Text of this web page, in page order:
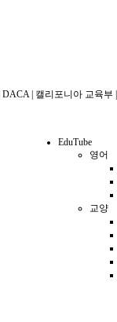
DACA 캘리포니아 교육부
EduTube
영어
교양